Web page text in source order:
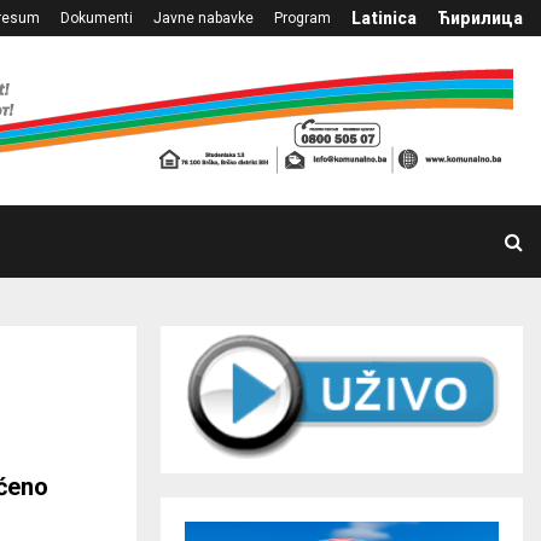
Dokumenti Javne nabavke Program Latinica Ћирилица